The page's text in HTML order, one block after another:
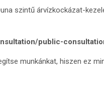
szintű árvízkockázat-
public-
munkánkat, hiszen ez